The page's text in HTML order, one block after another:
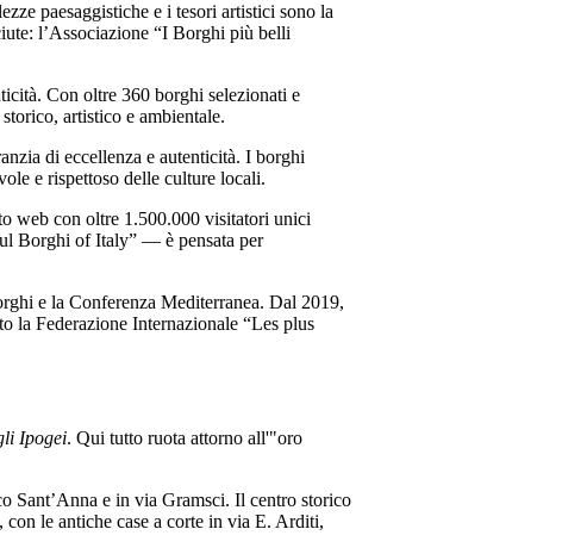
paesaggistiche e i tesori artistici sono la
l’Associazione “I Borghi più belli
Con oltre 360 borghi selezionati e
artistico e ambientale.
di eccellenza e autenticità. I borghi
e rispettoso delle culture locali.
web con oltre 1.500.000 visitatori unici
Borghi of Italy” — è pensata per
e la Conferenza Mediterranea. Dal 2019,
la Federazione Internazionale “Les plus
Ipogei. Qui tutto ruota attorno all'"oro
Sant’Anna e in via Gramsci. Il centro storico
le antiche case a corte in via E. Arditi,